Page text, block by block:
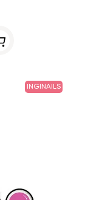
INGINAILS